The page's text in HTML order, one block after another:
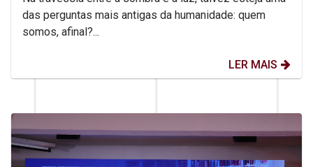
das perguntas mais antigas da humanidade: quem
somos, afinal?...
LER MAIS